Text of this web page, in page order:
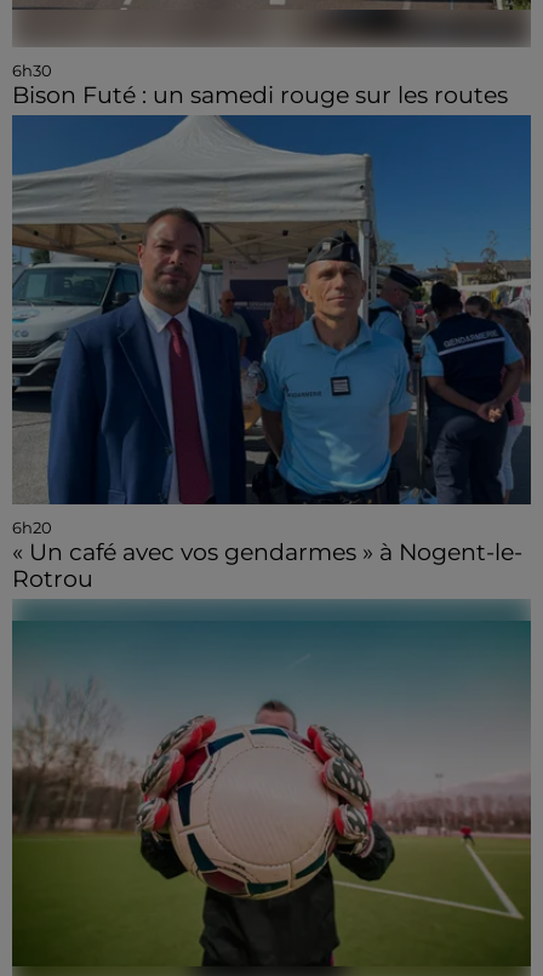
6h30
Bison Futé : un samedi rouge sur les routes
6h20
« Un café avec vos gendarmes » à Nogent-le-
Rotrou